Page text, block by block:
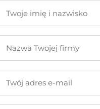
imię
nazwisko
Twojej
adres